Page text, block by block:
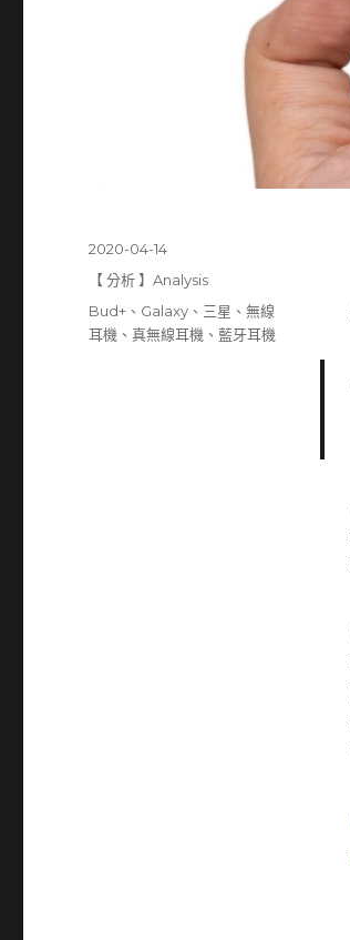
發
佈
期:
2020-04-14
分【 分析 】Analysis
標
籤
Bud+ 、 Galaxy 、 三星 、無線
耳機 、真無線耳機 、藍牙耳機